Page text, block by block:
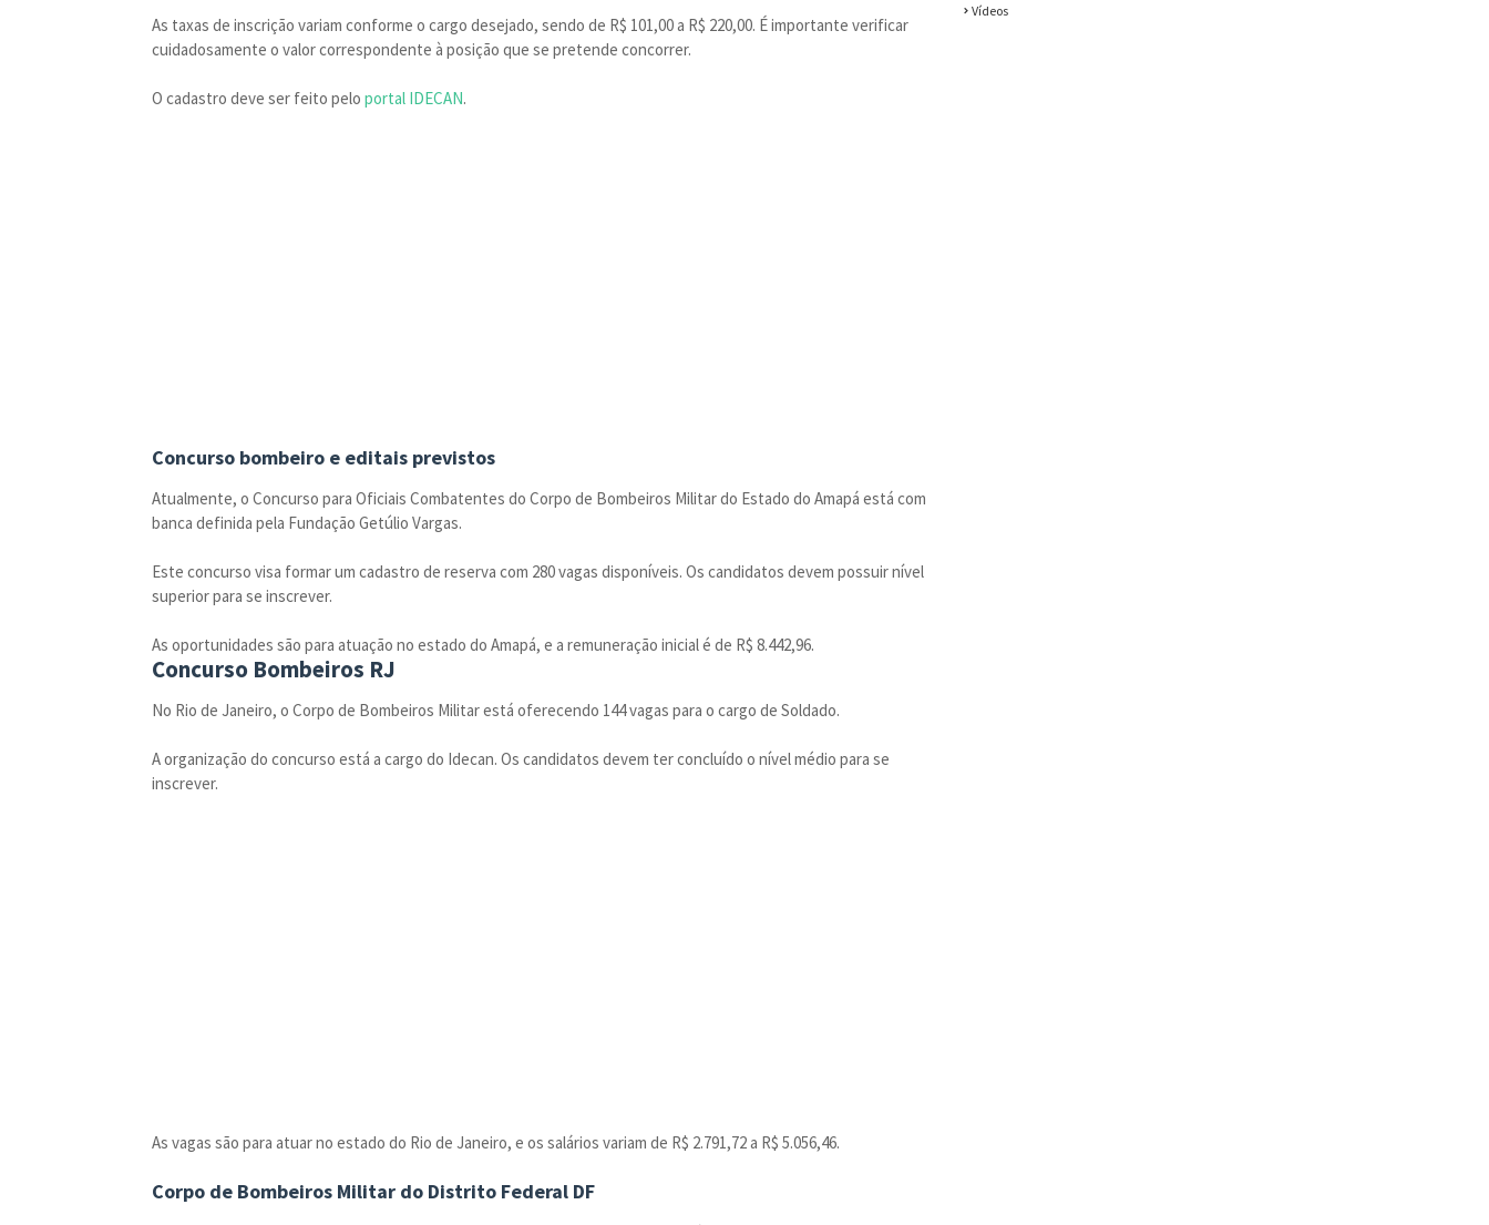
As taxas de inscrição variam conforme o cargo desejado, sendo de R$ 101,00 a R$ 220,00. É importante verificar
cuidadosamente o valor correspondente à posição que se pretende concorrer.
O cadastro deve ser feito pelo portal IDECAN.
Concurso bombeiro e editais previstos
Atualmente, o Concurso para Oficiais Combatentes do Corpo de Bombeiros Militar do Estado do Amapá está com
banca definida pela Fundação Getúlio Vargas.
Este concurso visa formar um cadastro de reserva com 280 vagas disponíveis. Os candidatos devem possuir nível
superior para se inscrever.
As oportunidades são para atuação no estado do Amapá, e a remuneração inicial é de R$ 8.442,96.
Concurso Bombeiros RJ
No Rio de Janeiro, o Corpo de Bombeiros Militar está oferecendo 144 vagas para o cargo de Soldado.
A organização do concurso está a cargo do Idecan. Os candidatos devem ter concluído o nível médio para se
inscrever.
As vagas são para atuar no estado do Rio de Janeiro, e os salários variam de R$ 2.791,72 a R$ 5.056,46.
Corpo de Bombeiros Militar do Distrito Federal DF
Vídeos